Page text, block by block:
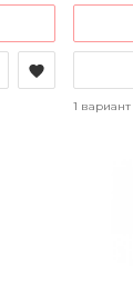
1 вариант